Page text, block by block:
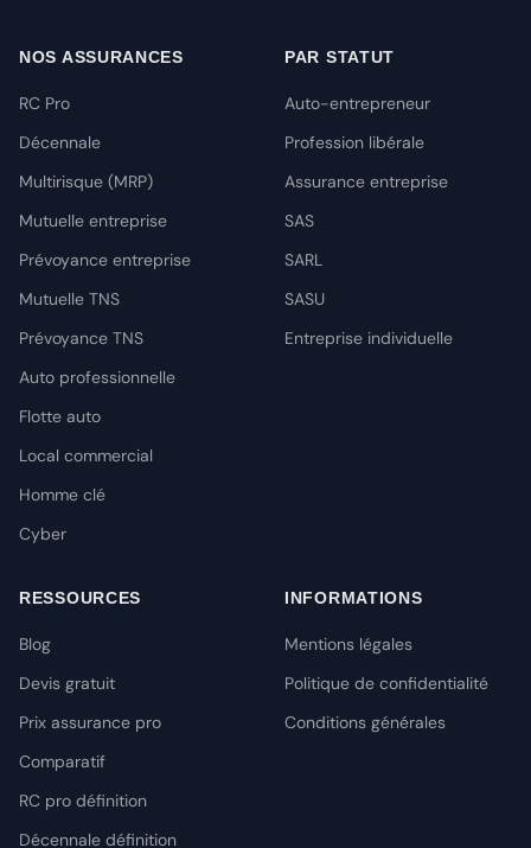
NOS ASSURANCES
RC Pro
Décennale
Multirisque (MRP)
Mutuelle entreprise
Prévoyance entreprise
Mutuelle TNS
Prévoyance TNS
Auto professionnelle
Flotte auto
Local commercial
Homme clé
Cyber
PAR STATUT
Auto-entrepreneur
Profession libérale
Assurance entreprise
SAS
SARL
SASU
Entreprise individuelle
RESSOURCES
Blog
Devis gratuit
Prix assurance pro
Comparatif
RC pro définition
Décennale définition
INFORMATIONS
Mentions légales
Politique de confidentialité
Conditions générales